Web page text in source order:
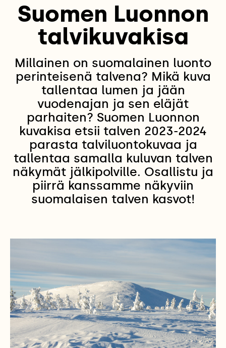
Suomen Luonnon
talvikuvakisa
Millainen on suomalainen luonto
perinteisenä talvena? Mikä kuva
tallentaa lumen ja jään
vuodenajan ja sen eläjät
parhaiten? Suomen Luonnon
kuvakisa etsii talven 2023-2024
parasta talviluontokuvaa ja
tallentaa samalla kuluvan talven
näkymät jälkipolville. Osallistu ja
piirrä kanssamme näkyviin
suomalaisen talven kasvot!